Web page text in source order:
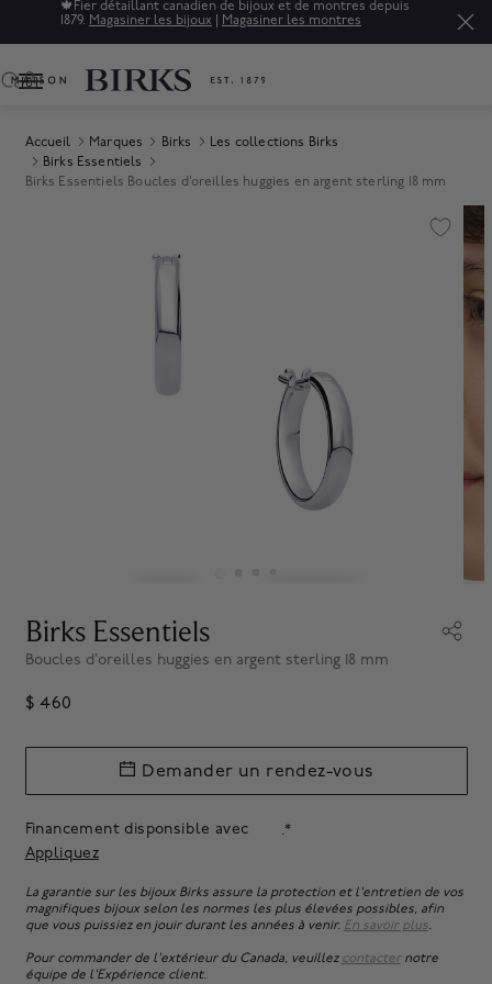
🍁 Fier détaillant canadien de bijoux et de montres depuis
1879. Magasiner les bijoux Magasiner les montres
0
Accueil Marques Birks
Les collections Birks
Birks Essentiels
Birks Essentiels Boucles d’oreilles huggies en argent sterling 18 mm
Birks Essentiels
Boucles d’oreilles huggies en argent sterling 18 mm
$ 460
Financement disponsible avec
.*
Appliquez
Demander un rendez-vous
La garantie sur les bijoux Birks assure la protection et l'entretien de vos
magnifiques bijoux selon les normes les plus élevées possibles, afin
que vous puissiez en jouir durant les années à venir. En savoir plus.
Pour commander de l'extérieur du Canada, veuillez contacternotre
équipe de l'Expérience client.